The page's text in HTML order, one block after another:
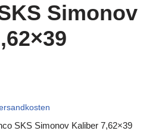
Simonov
SKS Simonov Kaliber 7,62×39